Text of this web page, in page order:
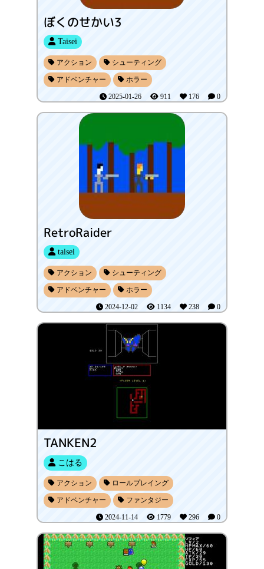
ぼくのせかい3
Taisei
アクション シューティング
アドベンチャー ホラー
2025-01-26 911 176 0
RetroRaider
taisei
アクション シューティング
アドベンチャー ホラー
2024-12-02 1134 238 0
TANKEN2
こはる
アクション ロールプレイング
アドベンチャー ファンタジー
2024-11-14 1779 296 0